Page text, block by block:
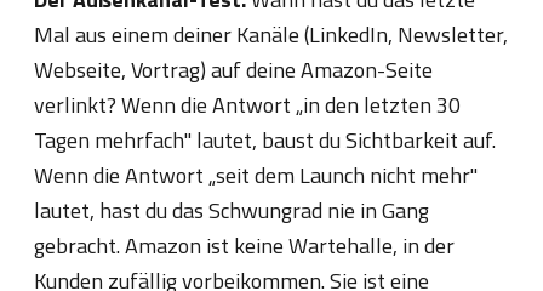
Mal aus einem deiner Kanäle (LinkedIn, Newsletter,
Webseite, Vortrag) auf deine Amazon-Seite
verlinkt? Wenn die Antwort „in den letzten 30
Tagen mehrfach" lautet, baust du Sichtbarkeit auf.
Wenn die Antwort „seit dem Launch nicht mehr"
lautet, hast du das Schwungrad nie in Gang
gebracht. Amazon ist keine Wartehalle, in der
Kunden zufällig vorbeikommen. Sie ist eine